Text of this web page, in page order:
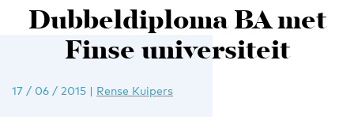
Dubbeldiploma BA met
Finse universiteit
17 / 06 / 2015 | Rense Kuipers